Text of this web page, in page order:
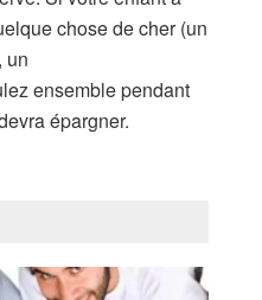
chose de cher (un
un
ensemble pendant
épargner.